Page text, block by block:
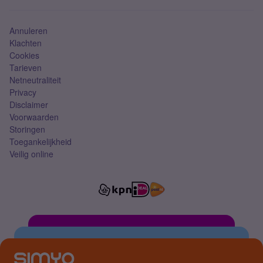
Annuleren
Klachten
Cookies
Tarieven
Netneutraliteit
Privacy
Disclaimer
Voorwaarden
Storingen
Toegankelijkheid
Veilig online